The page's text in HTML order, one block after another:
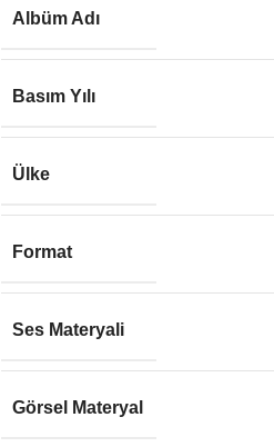
Albüm Adı
Basım Yılı
Ülke
Format
Ses Materyali
Görsel Materyal